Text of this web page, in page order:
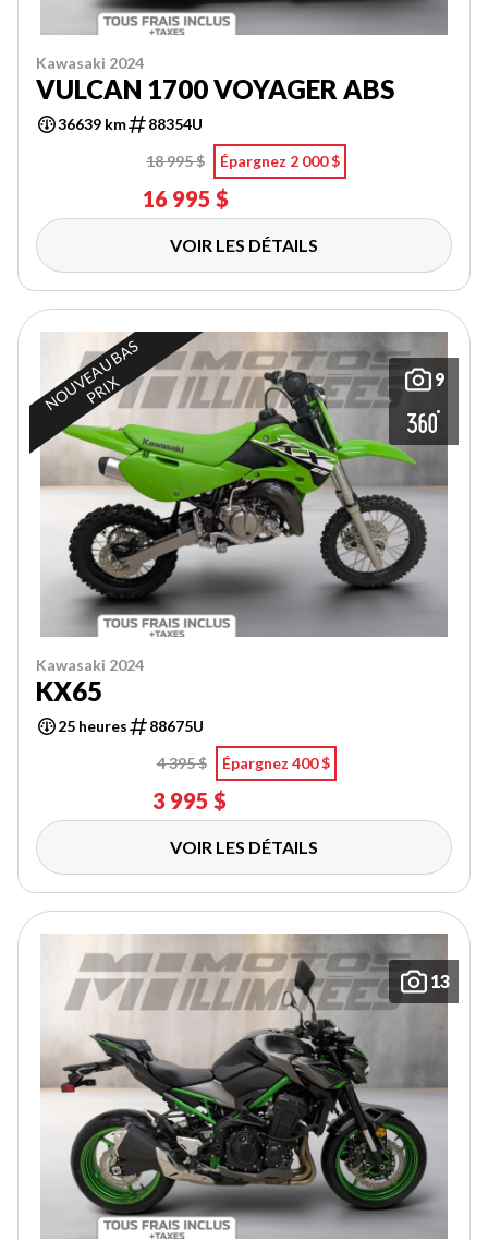
Kawasaki 2024
VULCAN 1700 VOYAGER ABS
36639 km
88354U
18 995 $
Épargnez 2 000 $
16 995 $
VOIR LES DÉTAILS
9
N
O
U
V
E
A
U
B
A
S
P
R
I
X
Kawasaki 2024
KX65
25 heures
88675U
4 395 $
Épargnez 400 $
3 995 $
VOIR LES DÉTAILS
13